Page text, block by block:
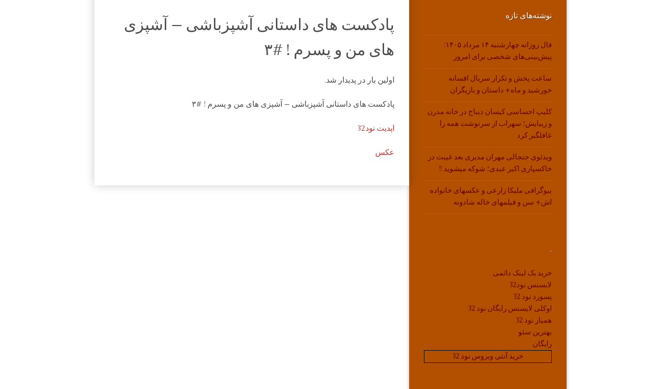
پادکست های داستانی آشپزباشی – آشپزی
های من و پسرم ! #۳
اولین بار در پدیدار شد.
پادکست های داستانی آشپزباشی – آشپزی های من و پسرم ! #۳
اپدیت نود32
عکس
نوشته‌های تازه
فال روزانه چهارشنبه ۱۴ مرداد ۱۴۰۵:
پیش‌بینی‌های شخصی برای امروز
ساعت پخش و تکرار سریال افسانه
خورشید و ماه+ داستان و بازیگران
کلیپ احساسی کیسان دیباج در خانه مدرن
و زیبایش؛ سهراب از سرنوشت همه را
غافلگیر کرد
ویدئوی جنجالی مهران مدیری بعد غیبت در
خاکسپاری اکبر عبدی؛ شوکه میشوید !!
بیوگرافی ملیکا زارعی و عکسهای خانواده
اش+ سن و فیلمهای خاله شادونه
.
خرید بک لینک دائمی
لایسنس نود32
پسورد نود 32
اوکلی لایسنس رایگان نود 32
همیار نود 32
بهترین سئو
رایگان
خرید آنتی ویروس نود 32